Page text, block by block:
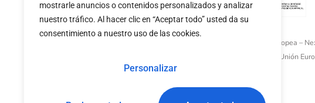
mostrarle anuncios o contenidos personalizados y analizar
nuestro tráfico. Al hacer clic en “Aceptar todo” usted da su
consentimiento a nuestro uso de las cookies.
Personalizar
«financiado por la
«Financiado por la Unión Europea –
necesariamente los de la Unión